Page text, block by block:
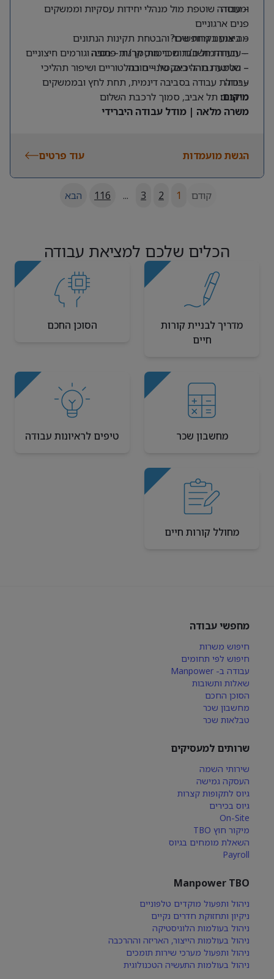
ומנוסה
– עבודה שוטפת מול מנהלי יחידות עסקיות וממשקים
פנים ארגוניים
– ביצוע בקרות שכר והבטחת תקינות הנתונים
– עבודה מול חברות ביטוח, קרנות פנסיה וגורמים חיצוניים
– הטמעת תהליכים, שינויים רגולטוריים ושיפור תהליכי
עבודה
מה אנחנו מחפשים?
– תעודת חשב/ת שכר מוסמך/ת – חובה
– שליטה גבוהה באקסל – חובה
– יכולת עבודה בסביבה דינמית, תחת לחץ ובממשקים
מרובים
מיקום: תל אביב, סמוך לרכבת השלום
משרה מלאה | מודל עבודה היברידי
הגשת מועמדות עוד פרטים
קודם 1
2
3
...
116 הבא
הכלים שלכם למציאת עבודה
מדריך לבניית קורות
חיים
הסוכן החכם
מחשבון שכר טיפים לראיונות עבודה
מחולל קורות חיים
מחפשי עבודה
חיפוש משרות
חיפוש לפי תחומים
עבודה ב- Manpower
שאלות ותשובות
הסוכן החכם
מחשבון שכר
טבלאות שכר
שרותים למעסיקים
שירותי השמה
העסקה גמישה
גיוס לתקופות קצרות
גיוס בכירים
On-Site
מיקור חוץ TBO
השאלת מומחים בגיוס
Payroll
Manpower TBO
ניהול ותפעול מוקדים טלפוניים
ניקיון ותחזוקת חדרים נקיים
ניהול בעולמות הלוגיסטיקה
ניהול בעולמות הייצור, האריזה וההרכבה
ניהול ותפעול מערכי שירות תומכים
ניהול בעולמות התעשיה הטכנולוגית